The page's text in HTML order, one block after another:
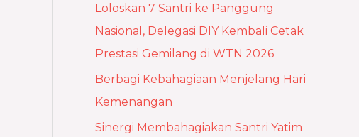
Loloskan 7 Santri ke Panggung
Nasional, Delegasi DIY Kembali Cetak
Prestasi Gemilang di WTN 2026
Berbagi Kebahagiaan Menjelang Hari
Kemenangan
Sinergi Membahagiakan Santri Yatim